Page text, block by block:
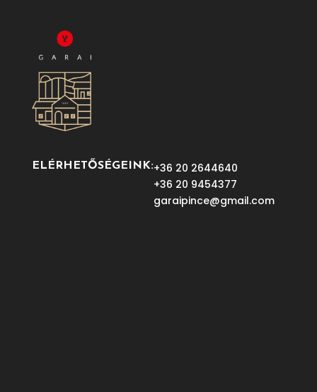
ELÉRHETŐSÉGEINK:+36 20 2644640
+36 20 9454377
garaipince@gmail.com